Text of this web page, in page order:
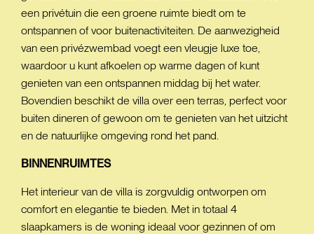
een privétuin die een groene ruimte biedt om te
ontspannen of voor buitenactiviteiten. De aanwezigheid
van een privézwembad voegt een vleugje luxe toe,
waardoor u kunt afkoelen op warme dagen of kunt
genieten van een ontspannen middag bij het water.
Bovendien beschikt de villa over een terras, perfect voor
buiten dineren of gewoon om te genieten van het uitzicht
en de natuurlijke omgeving rond het pand.
BINNENRUIMTES
Het interieur van de villa is zorgvuldig ontworpen om
comfort en elegantie te bieden. Met in totaal 4
slaapkamers is de woning ideaal voor gezinnen of om